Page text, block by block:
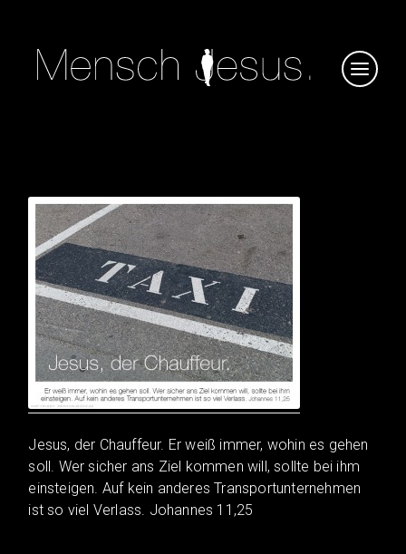
Jesus, der Chauffeur. Er weiß immer, wohin es gehen
soll. Wer sicher ans Ziel kommen will, sollte bei ihm
einsteigen. Auf kein anderes Transportunternehmen
ist so viel Verlass. Johannes 11,25